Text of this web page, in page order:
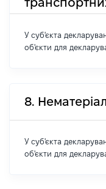
У суб'єкта
об'єкти для
8.
У суб'єкта
об'єкти для